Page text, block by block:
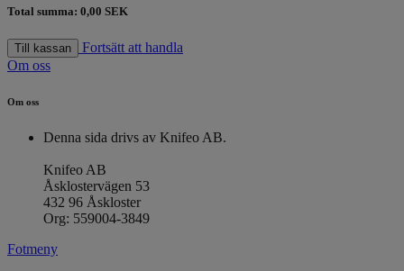
Total summa: 0,00 SEK
Till kassan
Fortsätt att handla
Om oss
Om oss
Denna sida drivs av Knifeo AB.
Knifeo AB
Åsklostervägen 53
432 96 Åskloster
Org: 559004-3849
Fotmeny